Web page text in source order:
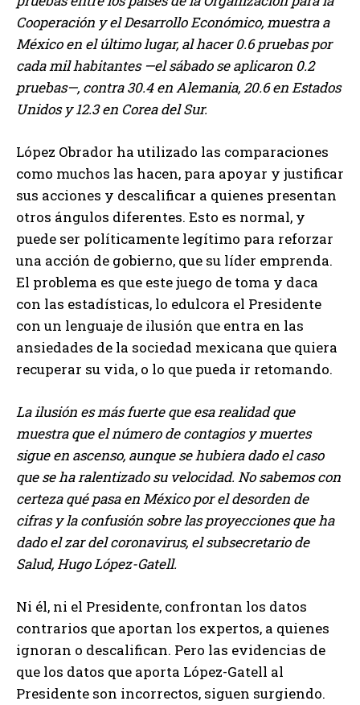
Cooperación y el Desarrollo Económico, muestra a
México en el último lugar, al hacer 0.6 pruebas por
cada mil habitantes —el sábado se aplicaron 0.2
pruebas—, contra 30.4 en Alemania, 20.6 en Estados
Unidos y 12.3 en Corea del Sur.
López Obrador ha utilizado las comparaciones
como muchos las hacen, para apoyar y justificar
sus acciones y descalificar a quienes presentan
otros ángulos diferentes. Esto es normal, y
puede ser políticamente legítimo para reforzar
una acción de gobierno, que su líder emprenda.
El problema es que este juego de toma y daca
con las estadísticas, lo edulcora el Presidente
con un lenguaje de ilusión que entra en las
ansiedades de la sociedad mexicana que quiera
recuperar su vida, o lo que pueda ir retomando.
La ilusión es más fuerte que esa realidad que
muestra que el número de contagios y muertes
sigue en ascenso, aunque se hubiera dado el caso
que se ha ralentizado su velocidad. No sabemos con
certeza qué pasa en México por el desorden de
cifras y la confusión sobre las proyecciones que ha
dado el zar del coronavirus, el subsecretario de
Salud, Hugo López-Gatell.
Ni él, ni el Presidente, confrontan los datos
contrarios que aportan los expertos, a quienes
ignoran o descalifican. Pero las evidencias de
que los datos que aporta López-Gatell al
Presidente son incorrectos, siguen surgiendo.